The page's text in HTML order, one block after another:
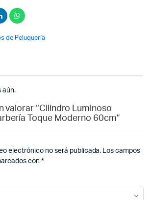
de Peluquería
aún.
valorar “Cilindro Luminoso
Toque Moderno 60cm”
electrónico no será publicada. Los campos
con*